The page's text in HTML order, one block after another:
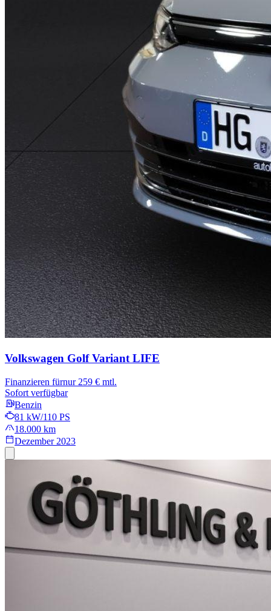
Volkswagen Golf Variant LIFE
Finanzieren fürnur 259 € mtl.
Sofort verfügbar
Benzin
81 kW/110 PS
18.000 km
Dezember 2023